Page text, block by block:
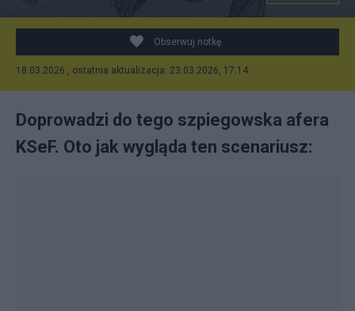
Obserwuj notkę
18.03.2026 , ostatnia aktualizacja: 23.03.2026, 17:14
Do­pro­wa­dzi do te­go szpie­gow­ska afe­ra
KSeF. Oto jak wy­glą­da ten sce­na­riu­sz: